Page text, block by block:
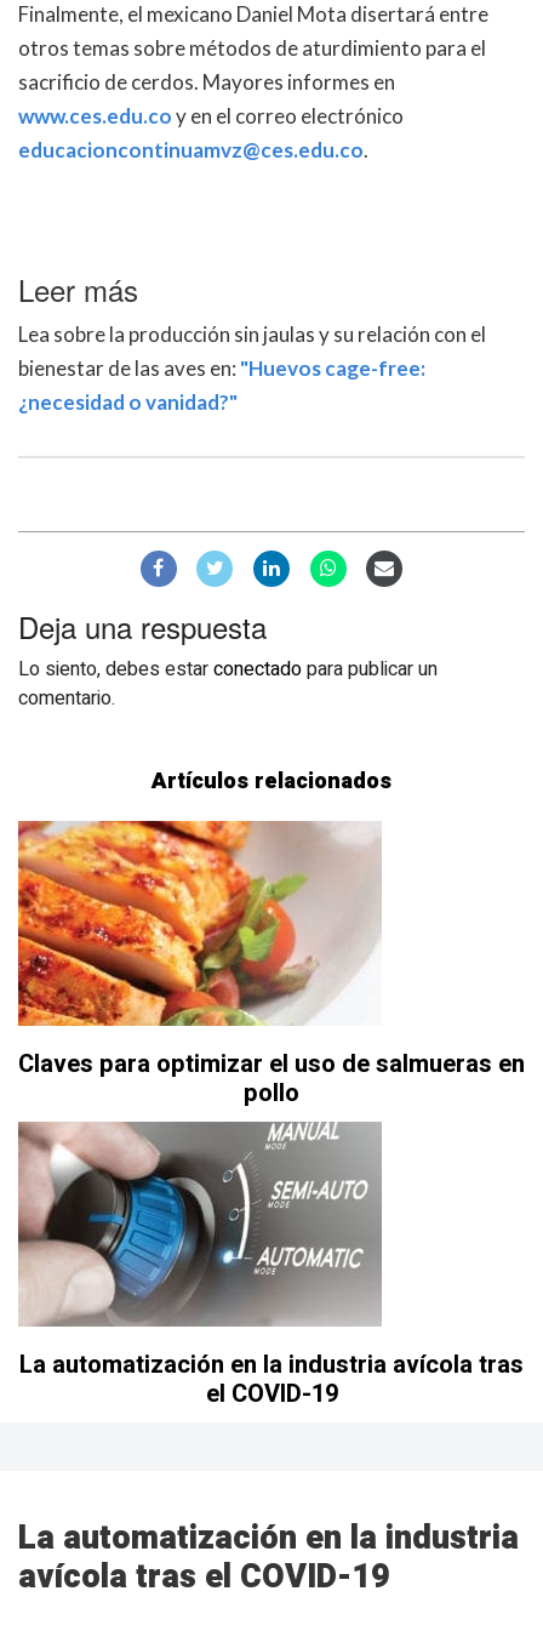
Finalmente, el mexicano Daniel Mota disertará entre
otros temas sobre métodos de aturdimiento para el
sacrificio de cerdos. Mayores informes en
www.ces.edu.coy en el correo electrónico
educacioncontinuamvz@ces.edu.co.
Leer más
Lea sobre la producción sin jaulas y su relación con el
bienestar de las aves en: "Huevos cage-free:
¿necesidad o vanidad?"
Deja una respuesta
Lo siento, debes estarconectadopara publicar un
comentario.
Artículos relacionados
Claves para optimizar el uso de salmueras en
pollo
La automatización en la industria avícola tras
el COVID-19
La automatización en la industria
avícola tras el COVID-19